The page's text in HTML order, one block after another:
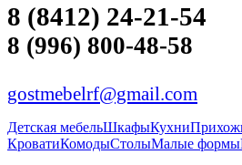
8 (8412) 24-21-54
8 (996) 800-48-58
gostmebelrf@gmail.com
Детская мебельШкафыКухни
КроватиКомодыСтолыМалые формы